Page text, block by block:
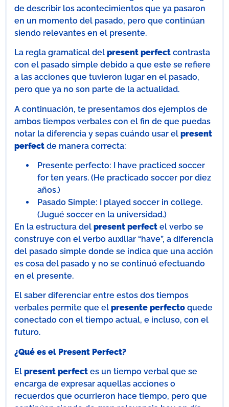
de describir los acontecimientos que ya pasaron
en un momento del pasado, pero que continúan
siendo relevantes en el presente.
La regla gramatical del present perfect contrasta
con el pasado simple debido a que este se refiere
a las acciones que tuvieron lugar en el pasado,
pero que ya no son parte de la actualidad.
A continuación, te presentamos dos ejemplos de
ambos tiempos verbales con el fin de que puedas
notar la diferencia y sepas cuándo usar el present
perfect de manera correcta:
Presente perfecto: I have practiced soccer
for ten years. (He practicado soccer por diez
años.)
Pasado Simple: I played soccer in college.
(Jugué soccer en la universidad.)
En la estructura del present perfect el verbo se
construye con el verbo auxiliar “have”, a diferencia
del pasado simple donde se indica que una acción
es cosa del pasado y no se continuó efectuando
en el presente.
El saber diferenciar entre estos dos tiempos
verbales permite que el presente perfecto quede
conectado con el tiempo actual, e incluso, con el
futuro.
¿Qué es el Present Perfect?
El present perfect es un tiempo verbal que se
encarga de expresar aquellas acciones o
recuerdos que ocurrieron hace tiempo, pero que